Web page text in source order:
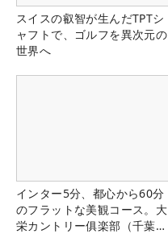
スイスの叡智が生んだTPTシ
ャフトで、ゴルフを異次元の
世界へ
インター5分、都心から60分
のフラットな美観コース。大
栄カントリー俱楽部（千葉